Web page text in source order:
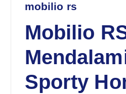
mobilio rs
Mobilio
Sporty